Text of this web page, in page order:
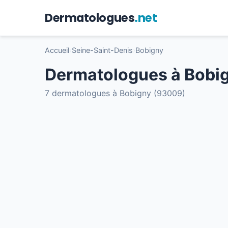
Dermatologues.net
Accueil Seine-Saint-Denis Bobigny
Dermatologues à
7 dermatologues à Bobigny (93009)